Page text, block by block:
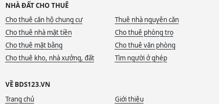
NHÀ ĐẤT CHO THUÊ
Cho thuê căn hộ chung cư
Thuê nhà nguyên căn
Cho thuê nhà mặt tiền
Cho thuê phòng trọ
Cho thuê mặt bằng
Cho thuê văn phòng
Cho thuê kho, nhà xưởng, đất
Tìm người ở ghép
VỀ BDS123.VN
Trang chủ
Giới thiệu